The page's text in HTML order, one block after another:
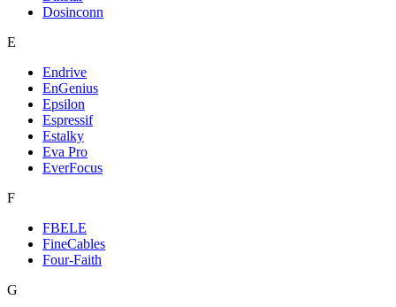
Dosinconn
E
Endrive
EnGenius
Epsilon
Espressif
Estalky
Eva Pro
EverFocus
F
FBELE
FineCables
Four-Faith
G